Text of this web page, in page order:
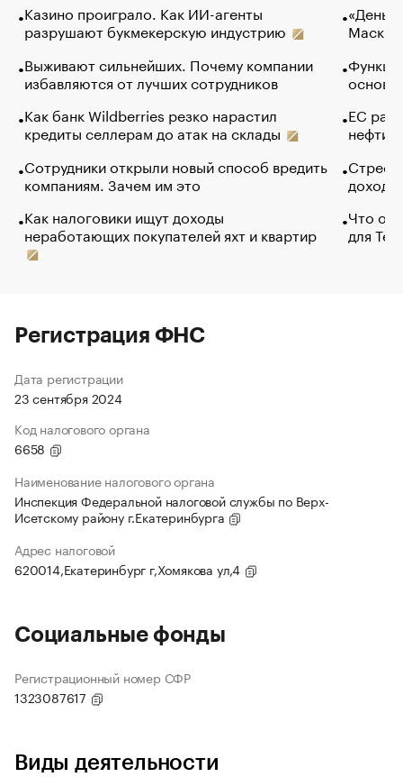
Казино проиграло. Как ИИ-агенты
разрушают букмекерскую индустрию
Выживают сильнейших. Почему компании
избавляются от лучших сотрудников
Как банк Wildberries резко нарастил
кредиты селлерам до атак на склады
Сотрудники открыли новый способ вредить
компаниям. Зачем им это
Как налоговики ищут доходы
неработающих покупателей яхт и квартир
Маск в
основ
ЕС
нефти
Что
для
Регистрация ФНС
Дата регистрации
23 сентября 2024
Код налогового органа
6658
Наименование налогового органа
Инспекция Федеральной налоговой службы по Верх-
Исетскому району г.Екатеринбурга
Адрес налоговой
620014,Екатеринбург г,Хомякова ул,4
Социальные фонды
Регистрационный номер СФР
1323087617
Виды деятельности